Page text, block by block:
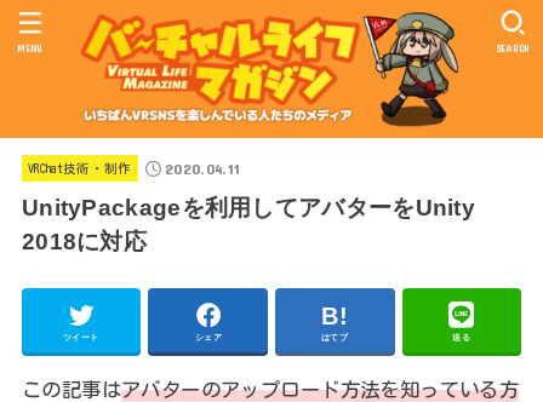
SEARCH
MENU
VRChat技術・制作 2020.04.11
UnityPackageを利用してアバターをUnity
2018に対応
ツイート シェア はてブ 送る
この記事はアバターのアップロード方法を知っている方